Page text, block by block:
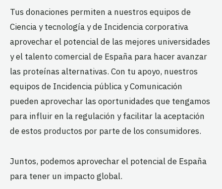
Tus donaciones permiten a nuestros equipos de
Ciencia y tecnología y de Incidencia corporativa
aprovechar el potencial de las mejores universidades
y el talento comercial de España para hacer avanzar
las proteínas alternativas. Con tu apoyo, nuestros
equipos de Incidencia pública y Comunicación
pueden aprovechar las oportunidades que tengamos
para influir en la regulación y facilitar la aceptación
de estos productos por parte de los consumidores.
Juntos, podemos aprovechar el potencial de España
para tener un impacto global.